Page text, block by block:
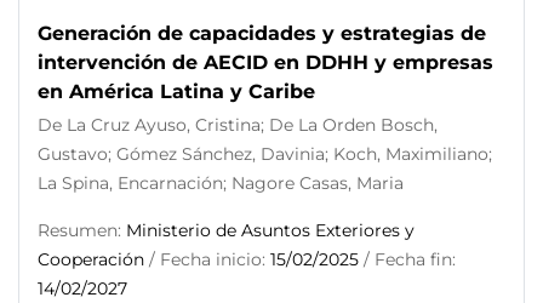
Generación de capacidades y estrategias de
intervención de AECID en DDHH y empresas
en América Latina y Caribe
De La Cruz Ayuso, Cristina; De La Orden Bosch,
Gustavo; Gómez Sánchez, Davinia; Koch, Maximiliano;
La Spina, Encarnación; Nagore Casas, Maria
Resumen: Ministerio de Asuntos Exteriores y
Cooperación / Fecha inicio: 15/02/2025 / Fecha fin:
14/02/2027